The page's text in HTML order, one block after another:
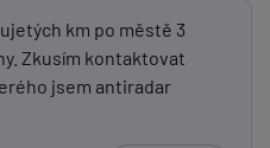
km po městě 3
Zkusím kontaktovat
jsem antiradar